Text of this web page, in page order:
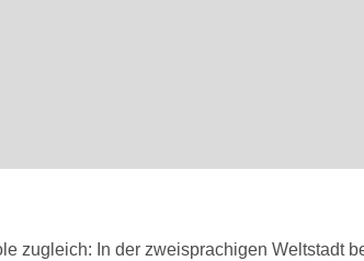
zugleich: In der zweisprachigen Weltstadt